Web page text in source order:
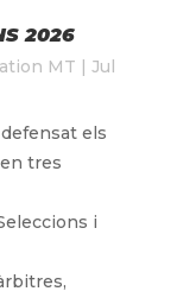
2026
MT | Jul
els
tres
i